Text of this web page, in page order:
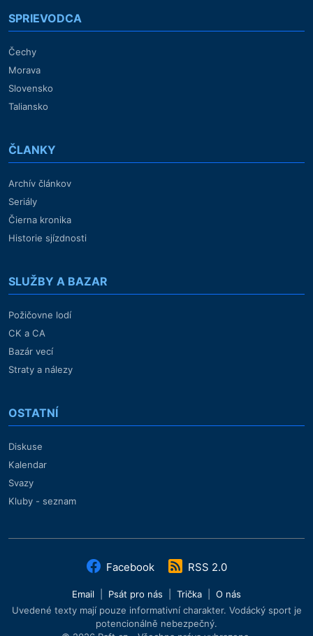
SPRIEVODCA
Čechy
Morava
Slovensko
Taliansko
ČLANKY
Archív článkov
Seriály
Čierna kronika
Historie sjízdnosti
SLUŽBY A BAZAR
Požičovne lodí
CK a CA
Bazár vecí
Straty a nálezy
OSTATNÍ
Diskuse
Kalendar
Svazy
Kluby - seznam
Facebook RSS 2.0
Email Psát pro nás Trička
O nás
Uvedené texty mají pouze informativní charakter. Vodácký sport je
potencionálně nebezpečný.